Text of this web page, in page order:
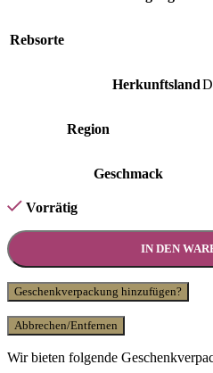
Rebsorte
Herkunftsland
Region
Geschmack
Vorrätig
IN DEN
Geschenkverpackung hinzufügen?
Abbrechen/Entfernen
Wir bieten folgende